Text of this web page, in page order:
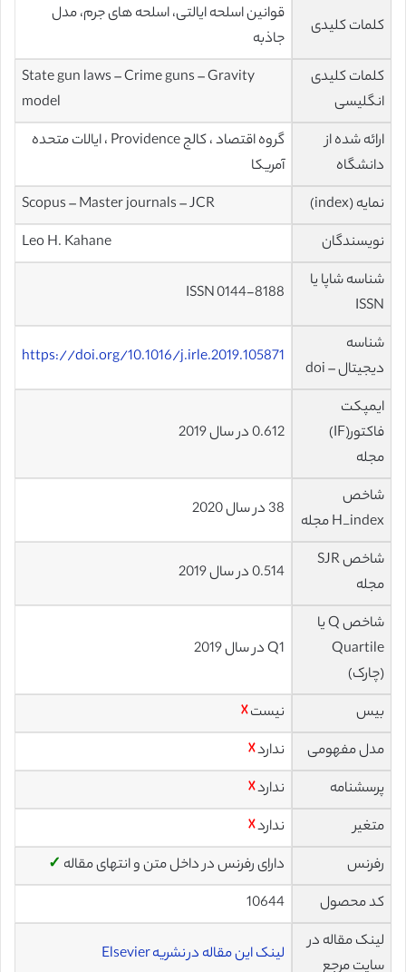
کلمات کلیدی
قوانین اسلحه ایالتی، اسلحه های جرم، مدل
جاذبه
کلمات کلیدی
انگلیسی
State gun laws – Crime guns – Gravity
model
ارائه شده از
دانشگاه
گروه اقتصاد ، کالج Providence ، ایالات متحده
آمریکا
نمایه (index)
Scopus – Master journals – JCR
نویسندگان
Leo H. Kahane
شناسه شاپا یا
ISSN
ISSN 0144-8188
شناسه
دیجیتال – doi
https://doi.org/10.1016/j.irle.2019.105871
ایمپکت
فاکتور(IF)
مجله
0.612 در سال 2019
شاخص
H_index مجله
38 در سال 2020
شاخص SJR
مجله
0.514 در سال 2019
شاخص Q یا
Quartile
(چارک)
Q1 در سال 2019
بیس نیست☓
مدل مفهومی
ندارد☓
پرسشنامه
ندارد☓
متغیر
ندارد☓
رفرنس
دارای رفرنس در داخل متن و انتهای مقاله ✓
کد محصول
10644
لینک مقاله در
سایت مرجع
لینک این مقاله در نشریه Elsevier